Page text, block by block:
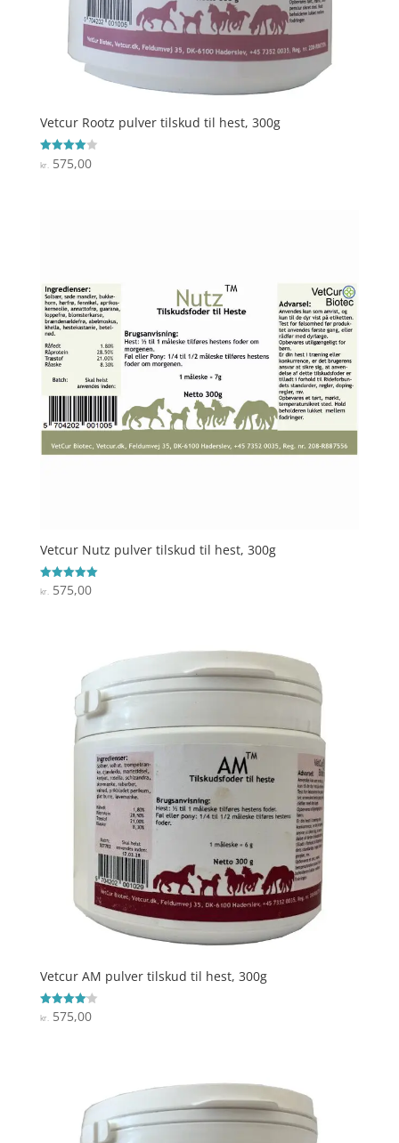
Vetcur Rootz pulver tilskud til hest, 300g
Vurderet
4
kr.575,00
Vetcur Nutz pulver tilskud til hest, 300g
Vurderet
5
kr.575,00
Vetcur AM pulver tilskud til hest, 300g
Vurderet
4.1
kr.575,00